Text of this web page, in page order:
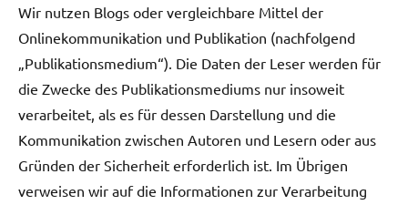
Wir nutzen Blogs oder vergleichbare Mittel der
Onlinekommunikation und Publikation (nachfolgend
„Publikationsmedium“). Die Daten der Leser werden für
die Zwecke des Publikationsmediums nur insoweit
verarbeitet, als es für dessen Darstellung und die
Kommunikation zwischen Autoren und Lesern oder aus
Gründen der Sicherheit erforderlich ist. Im Übrigen
verweisen wir auf die Informationen zur Verarbeitung